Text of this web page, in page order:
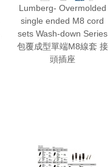
Lumberg- Overmolded
single ended M8 cord
sets Wash-down Series
包覆成型單端M8線套 接
頭插座